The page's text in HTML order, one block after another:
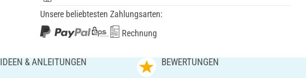
Unsere beliebtesten Zahlungsarten:
Rechnung
IDEEN & ANLEITUNGEN BEWERTUNGEN